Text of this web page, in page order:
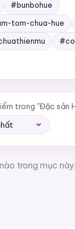
#bunbohue
tom-chua-hue
trong "Đặc sản
trong mục